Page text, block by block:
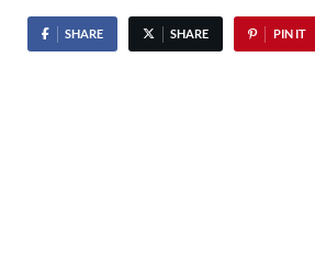
SHARE SHARE PIN IT